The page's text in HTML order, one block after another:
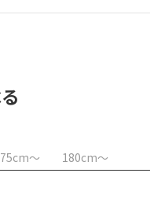
〜 180cm〜